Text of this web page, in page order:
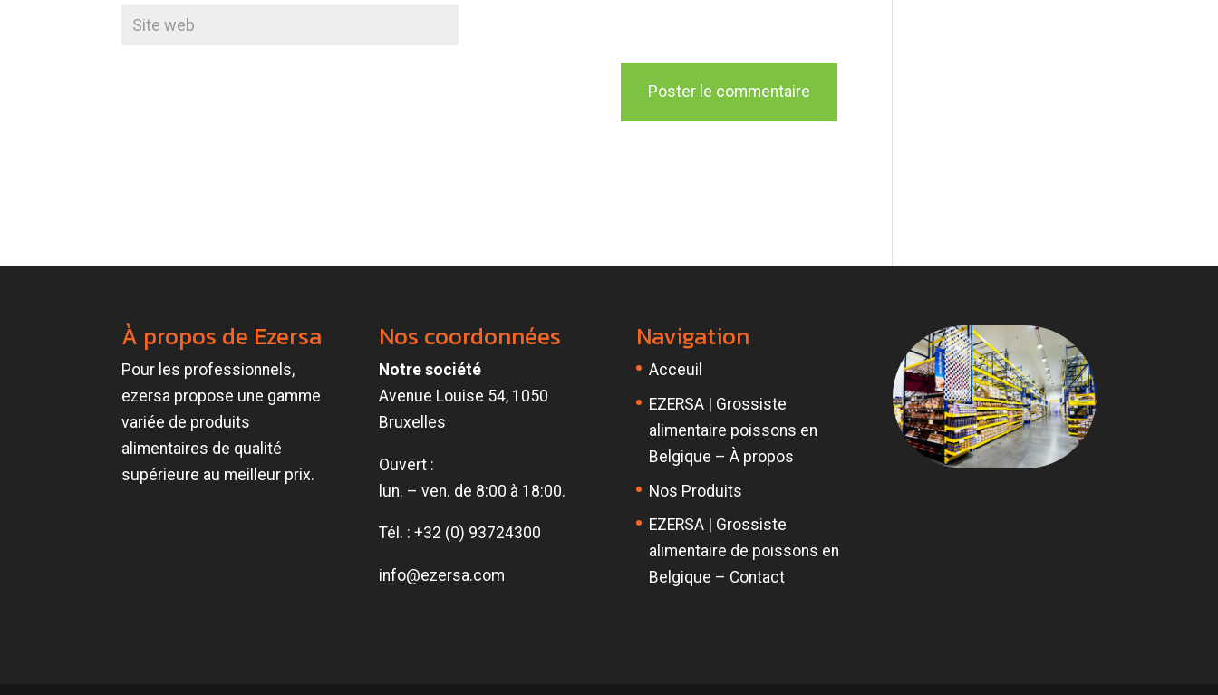
À propos de Ezersa
Pour les professionnels,
ezersa propose une gamme
variée de produits
alimentaires de qualité
supérieure au meilleur prix.
Nos coordonnées
Notre société
Avenue Louise 54, 1050
Bruxelles
Ouvert :
lun. – ven. de 8:00 à 18:00.
Tél. : +32 (0) 93724300
info@ezersa.com
Navigation
Acceuil
EZERSA | Grossiste
alimentaire poissons en
Belgique – À propos
Nos Produits
EZERSA | Grossiste
alimentaire de poissons en
Belgique – Contact